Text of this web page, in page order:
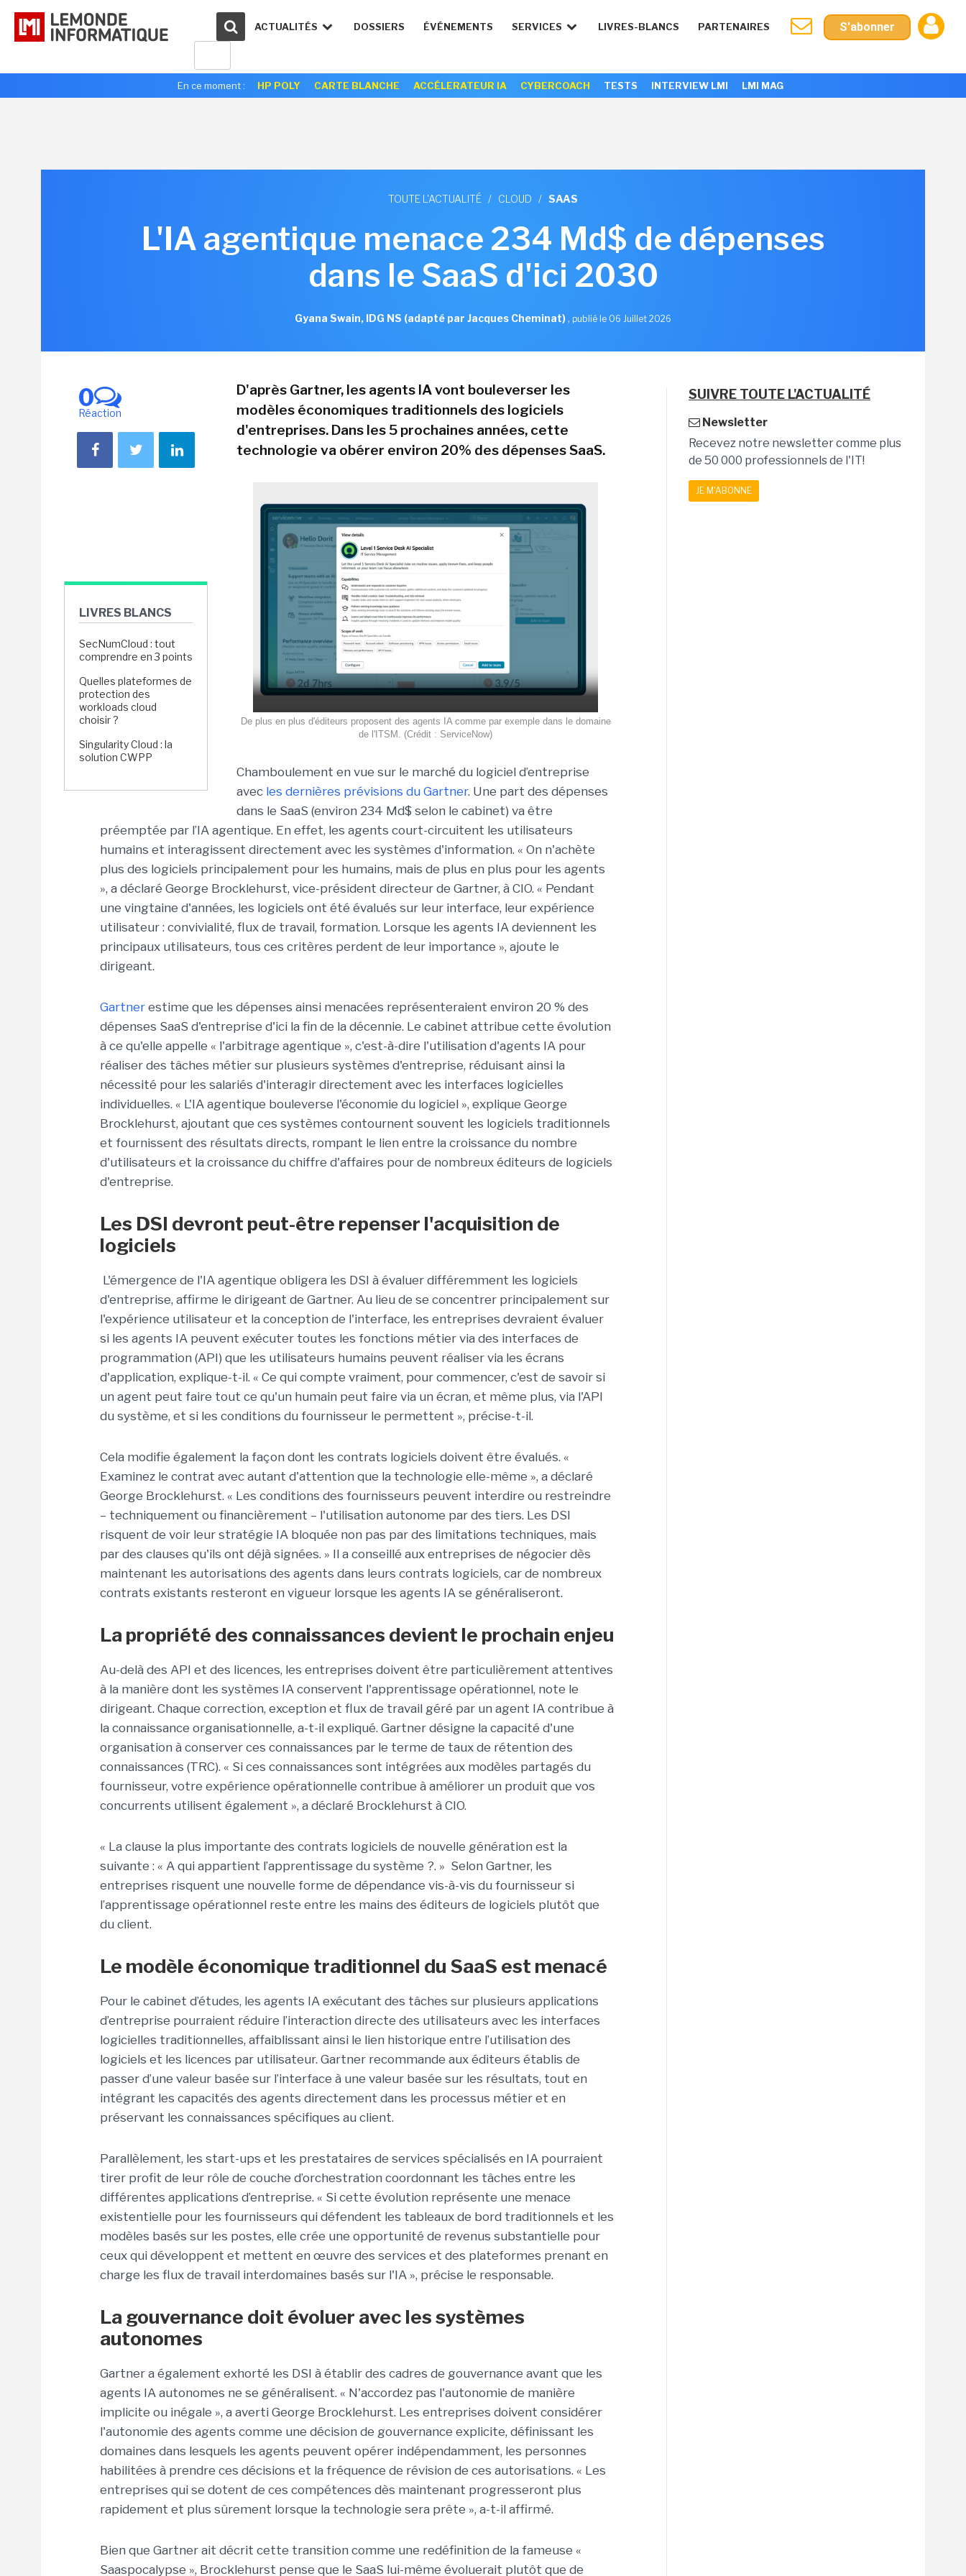
ACTUALITÉS DOSSIERS ÉVÉNEMENTS SERVICES LIVRES-BLANCS PARTENAIRES S'abonner
En ce moment : HP POLY CARTE BLANCHE ACCÉLERATEUR IA CYBERCOACH TESTS INTERVIEW LMI LMI MAG
TOUTE L'ACTUALITÉ / CLOUD / SAAS
L'IA agentique menace 234 Md$ de dépenses
dans le SaaS d'ici 2030
Gyana Swain, IDG NS (adapté par Jacques Cheminat), publié le 06 Juillet 2026
0
Réaction
LIVRES BLANCS
SecNumCloud : tout
comprendre en 3 points
Quelles plateformes de
protection des
workloads cloud
choisir ?
Singularity Cloud : la
solution CWPP
D'après Gartner, les agents IA vont bouleverser les
modèles économiques traditionnels des logiciels
d'entreprises. Dans les 5 prochaines années, cette
technologie va obérer environ 20% des dépenses SaaS.
De plus en plus d'éditeurs proposent des agents IA comme par exemple dans le domaine
de l'ITSM. (Crédit : ServiceNow)
Chamboulement en vue sur le marché du logiciel d’entreprise
avec les dernières prévisions du Gartner. Une part des dépenses
dans le SaaS (environ 234 Md$ selon le cabinet) va être
préemptée par l’IA agentique. En effet, les agents court-circuitent les utilisateurs
humains et interagissent directement avec les systèmes d'information. « On n'achète
plus des logiciels principalement pour les humains, mais de plus en plus pour les agents
», a déclaré George Brocklehurst, vice-président directeur de Gartner, à CIO. « Pendant
une vingtaine d'années, les logiciels ont été évalués sur leur interface, leur expérience
utilisateur : convivialité, flux de travail, formation. Lorsque les agents IA deviennent les
principaux utilisateurs, tous ces critères perdent de leur importance », ajoute le
dirigeant.
Gartner estime que les dépenses ainsi menacées représenteraient environ 20 % des
dépenses SaaS d'entreprise d'ici la fin de la décennie. Le cabinet attribue cette évolution
à ce qu'elle appelle « l'arbitrage agentique », c'est-à-dire l'utilisation d'agents IA pour
réaliser des tâches métier sur plusieurs systèmes d'entreprise, réduisant ainsi la
nécessité pour les salariés d'interagir directement avec les interfaces logicielles
individuelles. « L'IA agentique bouleverse l'économie du logiciel », explique George
Brocklehurst, ajoutant que ces systèmes contournent souvent les logiciels traditionnels
et fournissent des résultats directs, rompant le lien entre la croissance du nombre
d'utilisateurs et la croissance du chiffre d'affaires pour de nombreux éditeurs de logiciels
d'entreprise.
Les DSI devront peut-être repenser l'acquisition de
logiciels
L'émergence de l'IA agentique obligera les DSI à évaluer différemment les logiciels
d'entreprise, affirme le dirigeant de Gartner. Au lieu de se concentrer principalement sur
l'expérience utilisateur et la conception de l'interface, les entreprises devraient évaluer
si les agents IA peuvent exécuter toutes les fonctions métier via des interfaces de
programmation (API) que les utilisateurs humains peuvent réaliser via les écrans
d'application, explique-t-il. « Ce qui compte vraiment, pour commencer, c'est de savoir si
un agent peut faire tout ce qu'un humain peut faire via un écran, et même plus, via l'API
du système, et si les conditions du fournisseur le permettent », précise-t-il.
Cela modifie également la façon dont les contrats logiciels doivent être évalués. «
Examinez le contrat avec autant d'attention que la technologie elle-même », a déclaré
George Brocklehurst. « Les conditions des fournisseurs peuvent interdire ou restreindre
– techniquement ou financièrement – ​​l'utilisation autonome par des tiers. Les DSI
risquent de voir leur stratégie IA bloquée non pas par des limitations techniques, mais
par des clauses qu'ils ont déjà signées. » Il a conseillé aux entreprises de négocier dès
maintenant les autorisations des agents dans leurs contrats logiciels, car de nombreux
contrats existants resteront en vigueur lorsque les agents IA se généraliseront.
La propriété des connaissances devient le prochain enjeu
Au-delà des API et des licences, les entreprises doivent être particulièrement attentives
à la manière dont les systèmes IA conservent l'apprentissage opérationnel, note le
dirigeant. Chaque correction, exception et flux de travail géré par un agent IA contribue à
la connaissance organisationnelle, a-t-il expliqué. Gartner désigne la capacité d'une
organisation à conserver ces connaissances par le terme de taux de rétention des
connaissances (TRC). « Si ces connaissances sont intégrées aux modèles partagés du
fournisseur, votre expérience opérationnelle contribue à améliorer un produit que vos
concurrents utilisent également », a déclaré Brocklehurst à CIO.
« La clause la plus importante des contrats logiciels de nouvelle génération est la
suivante : « A qui appartient l’apprentissage du système ?. » Selon Gartner, les
entreprises risquent une nouvelle forme de dépendance vis-à-vis du fournisseur si
l’apprentissage opérationnel reste entre les mains des éditeurs de logiciels plutôt que
du client.
Le modèle économique traditionnel du SaaS est menacé
Pour le cabinet d’études, les agents IA exécutant des tâches sur plusieurs applications
d’entreprise pourraient réduire l’interaction directe des utilisateurs avec les interfaces
logicielles traditionnelles, affaiblissant ainsi le lien historique entre l’utilisation des
logiciels et les licences par utilisateur. Gartner recommande aux éditeurs établis de
passer d’une valeur basée sur l’interface à une valeur basée sur les résultats, tout en
intégrant les capacités des agents directement dans les processus métier et en
préservant les connaissances spécifiques au client.
Parallèlement, les start-ups et les prestataires de services spécialisés en IA pourraient
tirer profit de leur rôle de couche d’orchestration coordonnant les tâches entre les
différentes applications d’entreprise. « Si cette évolution représente une menace
existentielle pour les fournisseurs qui défendent les tableaux de bord traditionnels et les
modèles basés sur les postes, elle crée une opportunité de revenus substantielle pour
ceux qui développent et mettent en œuvre des services et des plateformes prenant en
charge les flux de travail interdomaines basés sur l'IA », précise le responsable.
La gouvernance doit évoluer avec les systèmes
autonomes
Gartner a également exhorté les DSI à établir des cadres de gouvernance avant que les
agents IA autonomes ne se généralisent. « N'accordez pas l'autonomie de manière
implicite ou inégale », a averti George Brocklehurst. Les entreprises doivent considérer
l'autonomie des agents comme une décision de gouvernance explicite, définissant les
domaines dans lesquels les agents peuvent opérer indépendamment, les personnes
habilitées à prendre ces décisions et la fréquence de révision de ces autorisations. « Les
entreprises qui se dotent de ces compétences dès maintenant progresseront plus
rapidement et plus sûrement lorsque la technologie sera prête », a-t-il affirmé.
Bien que Gartner ait décrit cette transition comme une redéfinition de la fameuse «
Saaspocalypse », Brocklehurst pense que le SaaS lui-même évoluerait plutôt que de
SUIVRE TOUTE L'ACTUALITÉ
Newsletter
Recevez notre newsletter comme plus
de 50 000 professionnels de l'IT!
JE M'ABONNE